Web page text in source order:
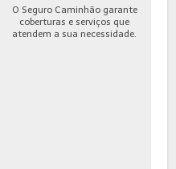
O Seguro Caminhão garante
coberturas e serviços que
atendem a sua necessidade.